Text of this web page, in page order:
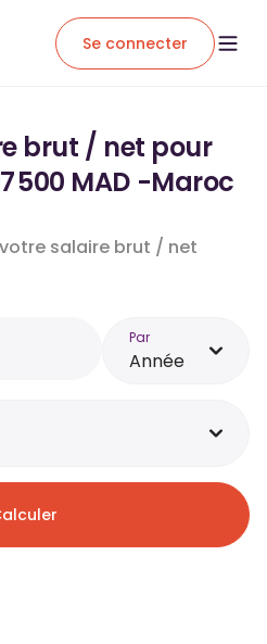
Se connecter
brut / net pour
500 MAD -Maroc
salaire brut / net
Par
Année